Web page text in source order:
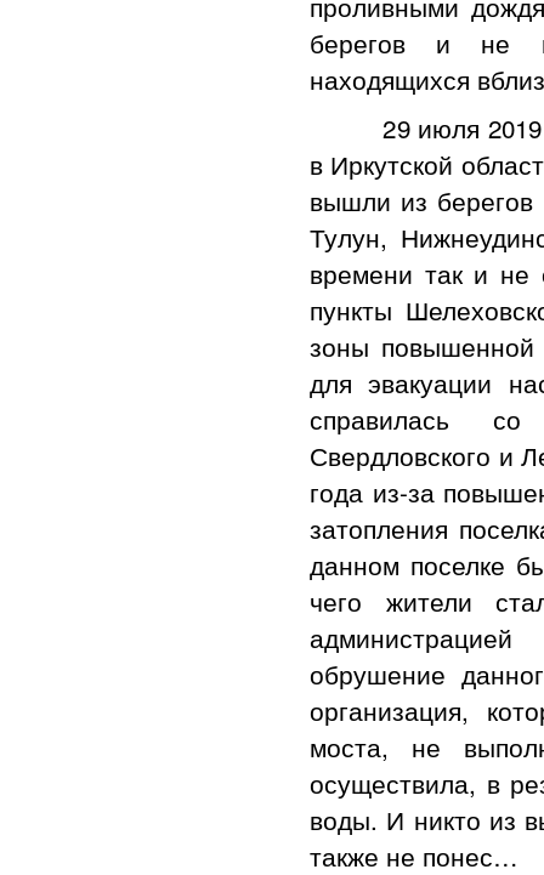
берегов и не
находящихся
29 июля 2019
в Иркутской
вышли из берегов
Тулун,
времени так и не
пункты
зоны повышенной
для эвакуации
справилась
Свердловского и
года из-за
затопления
данном поселке
чего жители
администрацией
обрушение
организация,
моста, не
осуществила, в
воды. И никто из
также не понес…